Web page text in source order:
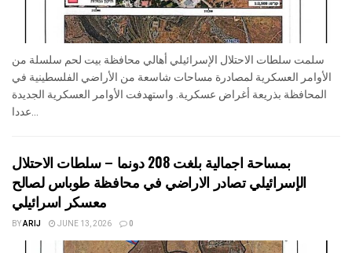
سلمت سلطات الاحتلال الإسرائيلي أهالي محافظة بيت لحم سلسلة من
الأوامر العسكرية لمصادرة مساحات شاسعة من الأراضي الفلسطينية في
المحافظة بذريعة أغراض عسكرية. واستهدفت الأوامر العسكرية الجديدة
بمساحة اجمالية بلغت 208 دونما – سلطات الاحتلال
الإسرائيلي تصادر الاراضي في محافظة طوباس لصالح
معسكر اسرائيلي
BYARIJ JUNE 13, 2026 0